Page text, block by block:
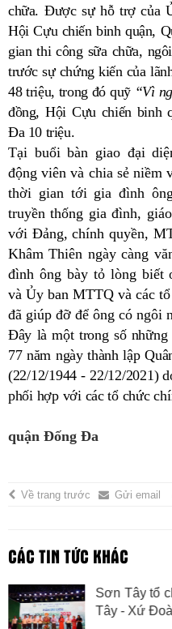
chữa. Được sự hỗ trợ của
Hội Cựu chiến binhquận, Q
gian thi công sữa chữa,
trước sự chứng kiến của
48 triệu, trong đó quỹ “Vì
đồng, Hội Cựu chiến binh
Đa 10 triệu.
Tại buổi bàn giao đại
động viên và chia sẻ niềm
thời gian tới gia đình
truyền thống gia đình,
với Đảng, chính quyền,
Khâm Thiên ngày càng
đình ông bày tỏ lòng biết
và Ủy ban MTTQ và các
đã giúp đỡ để ông có ngôi
Đây là một trong số những
77năm ngày thành lập
(22/12/1944 - 22/12/2021)
phối hợp với các tổ chức
quận Đống Đa
Về trang trước Gửi email
CÁC TIN TỨC KHÁC
Sơn Tây tổ
Tây - Xứ